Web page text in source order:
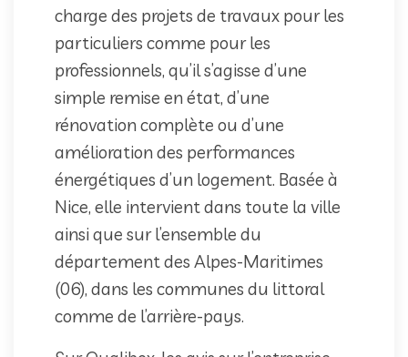
charge des projets de travaux pour les
particuliers comme pour les
professionnels, qu’il s’agisse d’une
simple remise en état, d’une
rénovation complète ou d’une
amélioration des performances
énergétiques d’un logement. Basée à
Nice, elle intervient dans toute la ville
ainsi que sur l’ensemble du
département des Alpes-Maritimes
(06), dans les communes du littoral
comme de l’arrière-pays.